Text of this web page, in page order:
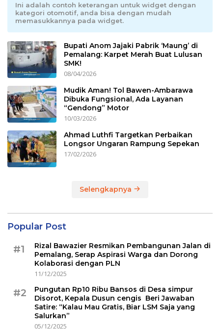
Ini adalah contoh keterangan untuk widget dengan
kategori otomotif, anda bisa dengan mudah
memasukkannya pada widget.
Bupati Anom Jajaki Pabrik ‘Maung’ di
Pemalang: Karpet Merah Buat Lulusan
SMK!
08/04/2026
Mudik Aman! Tol Bawen-Ambarawa
Dibuka Fungsional, Ada Layanan
“Gendong” Motor
10/03/2026
Ahmad Luthfi Targetkan Perbaikan
Longsor Ungaran Rampung Sepekan
17/02/2026
Selengkapnya
Popular Post
#1
Rizal Bawazier Resmikan Pembangunan Jalan di
Pemalang, Serap Aspirasi Warga dan Dorong
Kolaborasi dengan PLN
11/12/2025
#2
Pungutan Rp10 Ribu Bansos di Desa simpur
Disorot, Kepala Dusun cengis Beri Jawaban
Satire: “Kalau Mau Gratis, Biar LSM Saja yang
Salurkan”
05/12/2025